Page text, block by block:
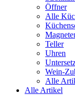
Öffner
Alle
Teller
Uhren
Wein-
Alle
Alle Artikel